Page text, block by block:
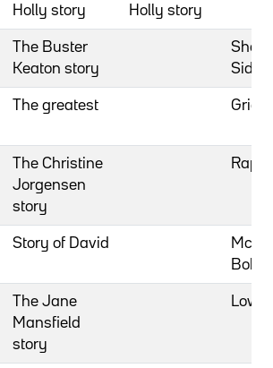
Holly story
Holly story
The Buster
Keaton story
The greatest Gries,
The Christine
Jorgensen
story
Story of David
Bob
The Jane
Mansfield
story